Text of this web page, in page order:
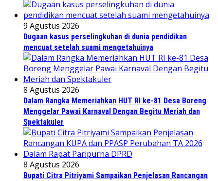
9 Agustus 2026
Dugaan kasus perselingkuhan di dunia pendidikan
mencuat setelah suami mengetahuinya
8 Agustus 2026
Dalam Rangka Memeriahkan HUT RI ke-81 Desa Boreng
Menggelar Pawai Karnaval Dengan Begitu Meriah dan
Spektakuler
8 Agustus 2026
Bupati Citra Pitriyami Sampaikan Penjelasan Rancangan